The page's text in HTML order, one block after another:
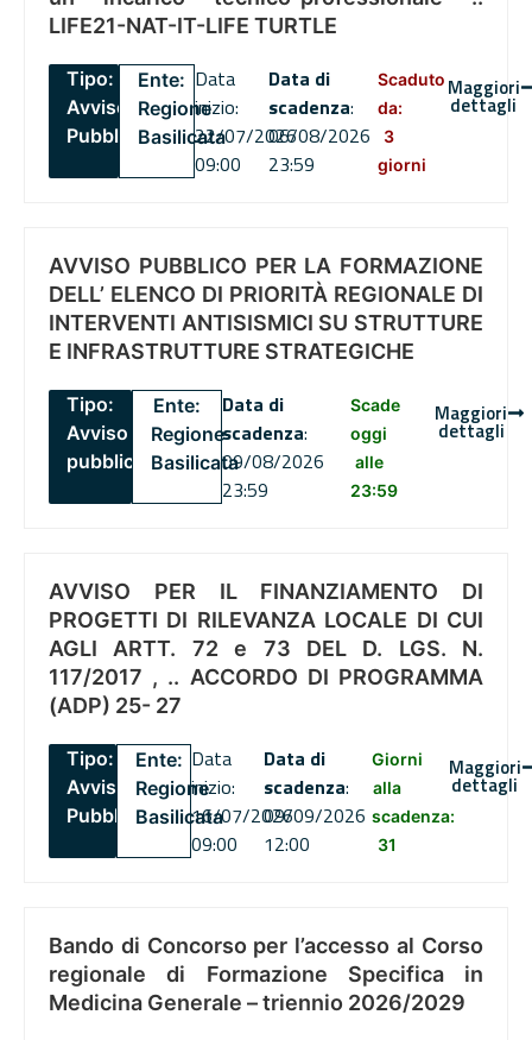
LIFE21-NAT-IT-LIFE TURTLE
Tipo:
Avviso
Pubblico
Ente:
Regione
Basilicata
Data
inizio:
22/07/2026
09:00
Data di
scadenza:
06/08/2026
23:59
Scaduto
da:
3
giorni
Maggiori
dettagli
AVVISO PUBBLICO PER LA FORMAZIONE
DELL’ ELENCO DI PRIORITÀ REGIONALE DI
INTERVENTI ANTISISMICI SU STRUTTURE
E INFRASTRUTTURE STRATEGICHE
Tipo:
Avviso
pubblico
Ente:
Regione
Basilicata
Data di
scadenza:
09/08/2026
23:59
Scade
oggi
alle
23:59
Maggiori
dettagli
AVVISO PER IL FINANZIAMENTO DI
PROGETTI DI RILEVANZA LOCALE DI CUI
AGLI ARTT. 72 e 73 DEL D. LGS. N.
117/2017 , .. ACCORDO DI PROGRAMMA
(ADP) 25- 27
Tipo:
Avviso
Pubblico
Ente:
Regione
Basilicata
Data
inizio:
16/07/2026
09:00
Data di
scadenza:
09/09/2026
12:00
Giorni
alla
scadenza:
31
Maggiori
dettagli
Bando di Concorso per l’accesso al Corso
regionale di Formazione Specifica in
Medicina Generale – triennio 2026/2029